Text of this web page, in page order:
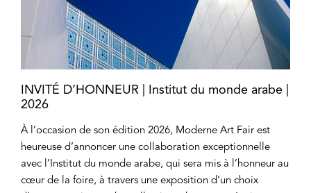
INVITÉ D’HONNEUR | Institut du monde arabe |
2026
À l’occasion de son édition 2026, Moderne Art Fair est
heureuse d’annoncer une collaboration exceptionnelle
avec l’Institut du monde arabe, qui sera mis à l’honneur au
cœur de la foire, à travers une exposition d’un choix